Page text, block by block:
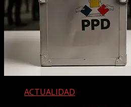
ACTUALIDAD